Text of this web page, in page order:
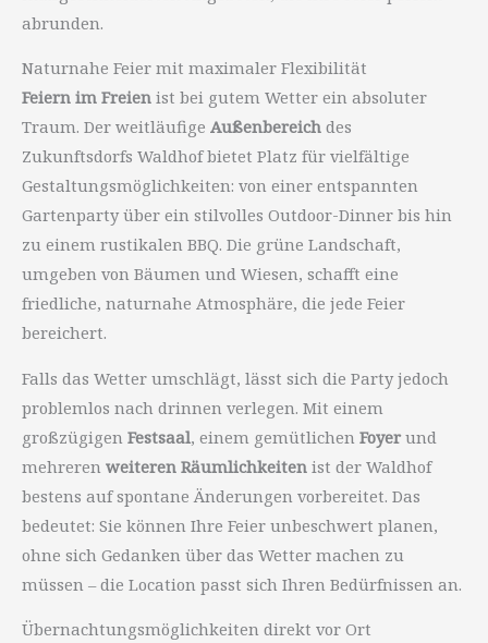
abrunden.
Naturnahe Feier mit maximaler Flexibilität
Feiern im Freien ist bei gutem Wetter ein absoluter
Traum. Der weitläufige Außenbereich des
Zukunftsdorfs Waldhof bietet Platz für vielfältige
Gestaltungsmöglichkeiten: von einer entspannten
Gartenparty über ein stilvolles Outdoor-Dinner bis hin
zu einem rustikalen BBQ. Die grüne Landschaft,
umgeben von Bäumen und Wiesen, schafft eine
friedliche, naturnahe Atmosphäre, die jede Feier
bereichert.
Falls das Wetter umschlägt, lässt sich die Party jedoch
problemlos nach drinnen verlegen. Mit einem
großzügigen Festsaal, einem gemütlichen Foyerund
mehreren weiteren Räumlichkeiten ist der Waldhof
bestens auf spontane Änderungen vorbereitet. Das
bedeutet: Sie können Ihre Feier unbeschwert planen,
ohne sich Gedanken über das Wetter machen zu
müssen – die Location passt sich Ihren Bedürfnissen an.
Übernachtungsmöglichkeiten direkt vor Ort